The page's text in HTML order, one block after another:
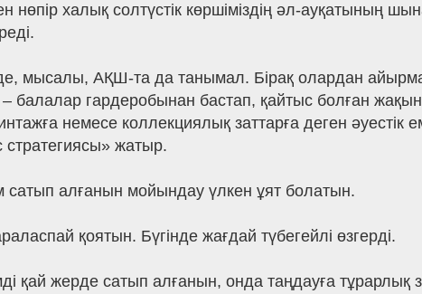
халық солтүстік көршіміздің әл-ауқатының
мысалы, АҚШ-та да танымал. Бірақ олардан
– балалар гардеробынан бастап, қайтыс болған
немесе коллекциялық заттарға деген әуестік
жатыр.
сатып алғанын мойындау үлкен ұят болатын.
қоятын. Бүгінде жағдай түбегейлі өзгерді.
қай жерде сатып алғанын, онда таңдауға тұрарлық